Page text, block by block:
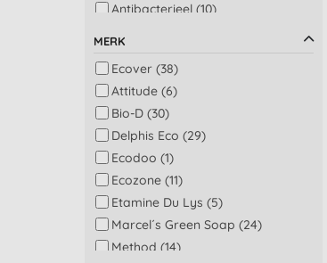
Antibacterieel (10)
Doe-het-zelf (6)
Fruit en groente (6)
Was (6)
Afwasmachine en was (5)
Multi-taskers (5)
Afwas: vloeibaar (4)
Roestvrij staal (4)
Schoonmaakpakket (4)
Bad (3)
MERK
Ecover (38)
Attitude (6)
Bio-D (30)
Delphis Eco (29)
Ecodoo (1)
Ecozone (11)
Etamine Du Lys (5)
Marcel´s Green Soap (24)
Method (14)